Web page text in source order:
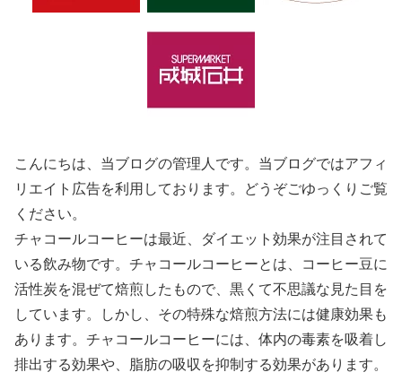
こんにちは、当ブログの管理人です。当ブログではアフィ
リエイト広告を利用しております。どうぞごゆっくりご覧
ください。
チャコールコーヒーは最近、ダイエット効果が注目されて
いる飲み物です。チャコールコーヒーとは、コーヒー豆に
活性炭を混ぜて焙煎したもので、黒くて不思議な見た目を
しています。しかし、その特殊な焙煎方法には健康効果も
あります。チャコールコーヒーには、体内の毒素を吸着し
排出する効果や、脂肪の吸収を抑制する効果があります。